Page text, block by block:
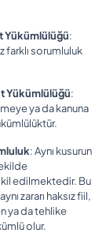
Yükümlülüğü:
farklı sorumluluk
Yükümlülüğü:
ya da kanuna
: Aynı kusurun
edilmektedir. Bu
zararı haksız fiil,
ya da tehlike
olur.